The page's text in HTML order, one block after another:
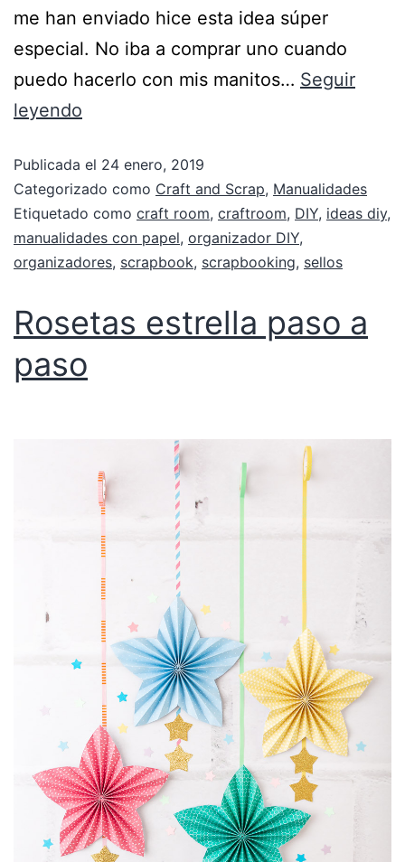
me han enviado hice esta idea súper
especial. No iba a comprar uno cuando
puedo hacerlo con mis manitos… Seguir
leyendo
Publicada el 24 enero, 2019
Categorizado como Craft and Scrap, Manualidades
Etiquetado como craft room, craftroom, DIY, ideas diy,
manualidades con papel, organizador DIY,
organizadores, scrapbook, scrapbooking, sellos
Rosetas estrella paso a
paso